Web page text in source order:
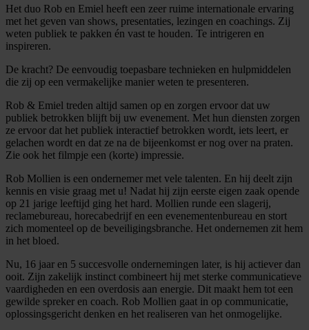
Het duo Rob en Emiel heeft een zeer ruime internationale ervaring
met het geven van shows, presentaties, lezingen en coachings. Zij
weten publiek te pakken én vast te houden. Te intrigeren en
inspireren.
De kracht? De eenvoudig toepasbare technieken en hulpmiddelen
die zij op een vermakelijke manier weten te presenteren.
Rob & Emiel treden altijd samen op en zorgen ervoor dat uw
publiek betrokken blijft bij uw evenement. Met hun diensten zorgen
ze ervoor dat het publiek interactief betrokken wordt, iets leert, er
gelachen wordt en dat ze na de bijeenkomst er nog over na praten.
Zie ook het filmpje een (korte) impressie.
Rob Mollien is een ondernemer met vele talenten. En hij deelt zijn
kennis en visie graag met u! Nadat hij zijn eerste eigen zaak opende
op 21 jarige leeftijd ging het hard. Mollien runde een slagerij,
reclamebureau, horecabedrijf en een evenementenbureau en stort
zich momenteel op de beveiligingsbranche. Het ondernemen zit hem
in het bloed.
Nu, 16 jaar en 5 succesvolle ondernemingen later, is hij actiever dan
ooit. Zijn zakelijk instinct combineert hij met sterke communicatieve
vaardigheden en een overdosis aan energie. Dit maakt hem tot een
gewilde spreker en coach. Rob Mollien gaat in op communicatie,
oplossingsgericht denken en het realiseren van het onmogelijke.